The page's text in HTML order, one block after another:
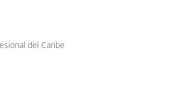
del Caribe